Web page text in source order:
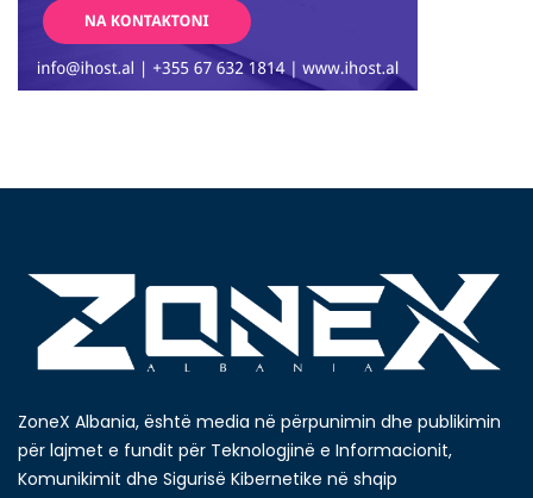
ZoneX Albania, është media në përpunimin dhe publikimin
për lajmet e fundit për Teknologjinë e Informacionit,
Komunikimit dhe Sigurisë Kibernetike në shqip